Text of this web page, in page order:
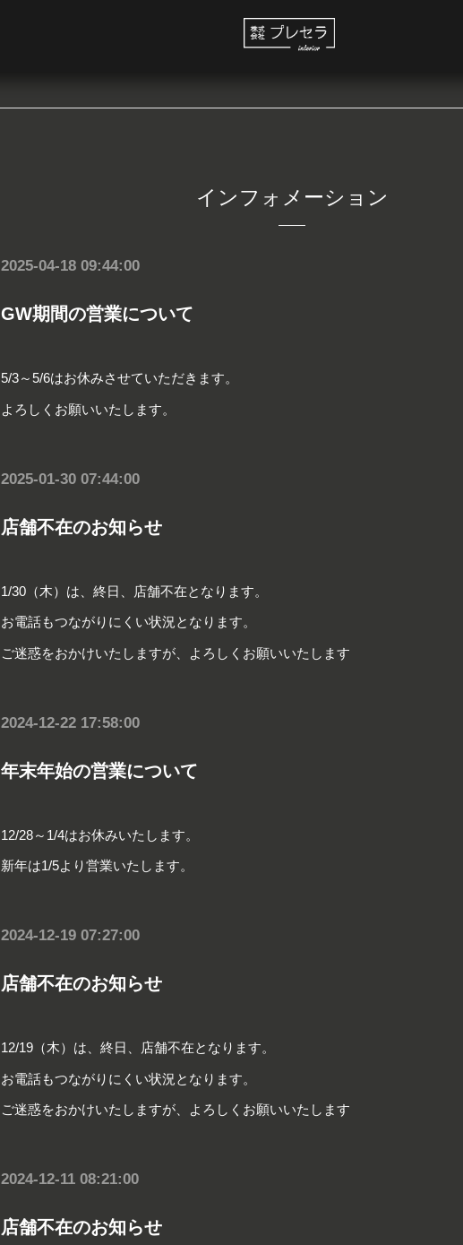
インフォメーション
2025-04-18 09:44:00
GW期間の営業について
5/3～5/6はお休みさせていただきます。
よろしくお願いいたします。
2025-01-30 07:44:00
店舗不在のお知らせ
1/30（木）は、終日、店舗不在となります。
お電話もつながりにくい状況となります。
ご迷惑をおかけいたしますが、よろしくお願いいたします
2024-12-22 17:58:00
年末年始の営業について
12/28～1/4はお休みいたします。
新年は1/5より営業いたします。
2024-12-19 07:27:00
店舗不在のお知らせ
12/19（木）は、終日、店舗不在となります。
お電話もつながりにくい状況となります。
ご迷惑をおかけいたしますが、よろしくお願いいたします
2024-12-11 08:21:00
店舗不在のお知らせ